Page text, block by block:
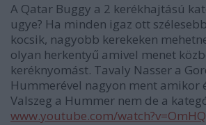
A Qatar Buggy a 2 kerékhajtású
ugye? Ha minden igaz ott
kocsik, nagyobb kerekeken
olyan herkentyű amivel menet
keréknyomást. Tavaly Nasser a
Hummerével nagyon ment amikor
Valszeg a Hummer nem de a
www.youtube.com/